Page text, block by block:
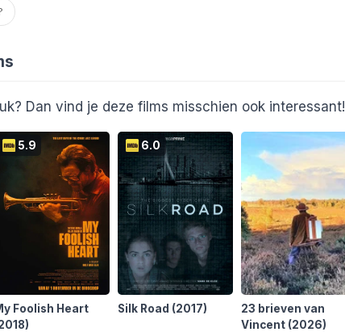
Dan vind je deze films misschien ook interessant!
5.9
Foolish Heart
6.0
Silk Road (2017)
23 brieven van
Vincent (2026)